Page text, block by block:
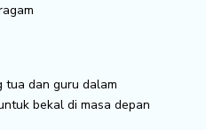
tua dan guru dalam
bekal di masa depan